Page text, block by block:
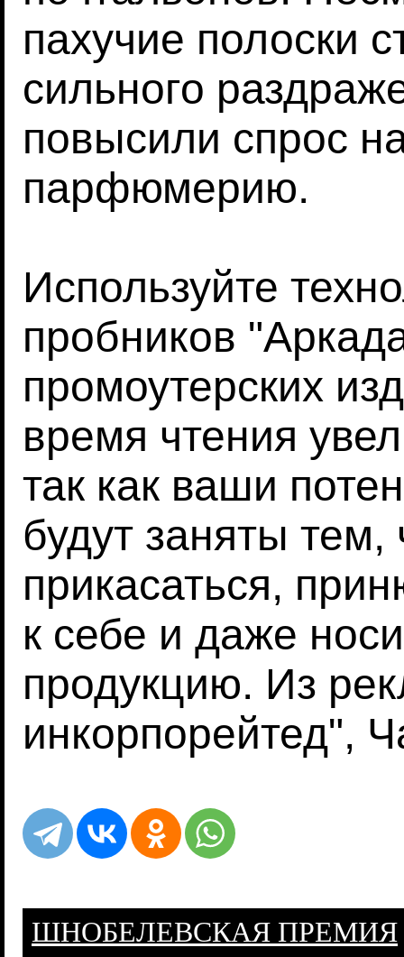
пахучие полоски
сильного
повысили спрос
парфюмерию.
Используйте
пробников
промоутерских
время чтения
так как ваши
будут заняты тем,
прикасаться,
к себе и даже
продукцию. Из
инкорпорейтед",
ШНОБЕЛЕВСКАЯ ПРЕМИЯ